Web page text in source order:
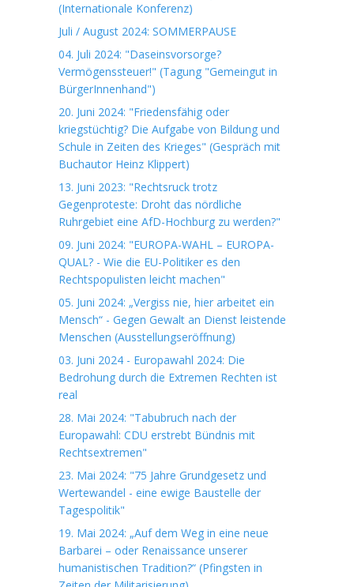
(Internationale Konferenz)
Juli / August 2024: SOMMERPAUSE
04. Juli 2024: "Daseinsvorsorge?
Vermögenssteuer!" (Tagung "Gemeingut in
BürgerInnenhand")
20. Juni 2024: "Friedensfähig oder
kriegstüchtig? Die Aufgabe von Bildung und
Schule in Zeiten des Krieges" (Gespräch mit
Buchautor Heinz Klippert)
13. Juni 2023: "Rechtsruck trotz
Gegenproteste: Droht das nördliche
Ruhrgebiet eine AfD-Hochburg zu werden?"
09. Juni 2024: "EUROPA-WAHL – EUROPA-
QUAL? - Wie die EU-Politiker es den
Rechtspopulisten leicht machen"
05. Juni 2024: „Vergiss nie, hier arbeitet ein
Mensch“ - Gegen Gewalt an Dienst leistende
Menschen (Ausstellungseröffnung)
03. Juni 2024 - Europawahl 2024: Die
Bedrohung durch die Extremen Rechten ist
real
28. Mai 2024: "Tabubruch nach der
Europawahl: CDU erstrebt Bündnis mit
Rechtsextremen"
23. Mai 2024: "75 Jahre Grundgesetz und
Wertewandel - eine ewige Baustelle der
Tagespolitik"
19. Mai 2024: „Auf dem Weg in eine neue
Barbarei – oder Renaissance unserer
humanistischen Tradition?“ (Pfingsten in